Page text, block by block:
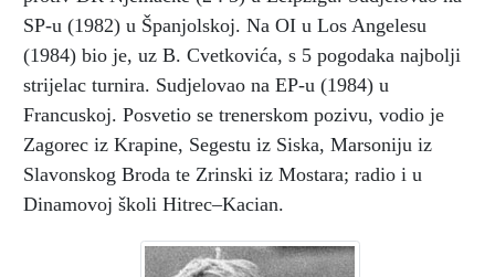
SP-u (1982) u Španjolskoj. Na OI u Los Angelesu
(1984) bio je, uz B. Cvetkovića, s 5 pogodaka najbolji
strijelac turnira. Sudjelovao na EP-u (1984) u
Francuskoj. Posvetio se trenerskom pozivu, vodio je
Zagorec iz Krapine, Segestu iz Siska, Marsoniju iz
Slavonskog Broda te Zrinski iz Mostara; radio i u
Dinamovoj školi Hitrec–Kacian.